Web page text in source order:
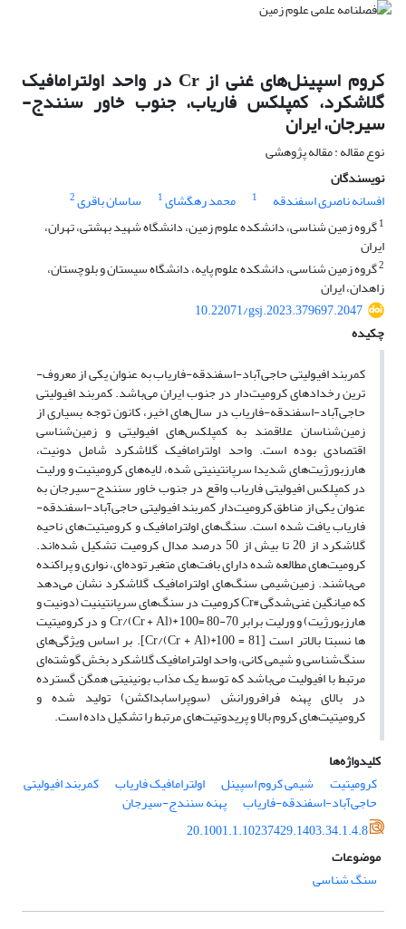
کروم اسپینل‌های غنی از Cr در واحد اولترامافیک
گلاشکرد، کمپلکس فاریاب، جنوب خاور سنندج-
سیرجان، ایران
نوع مقاله : مقاله پژوهشی
نویسندگان
افسانه ناصری اسفندقه
1 محمد رهگشای1 ساسان باقری2
1گروه زمین شناسی، دانشکده علوم زمین، دانشگاه شهید بهشتی، تهران،
ایران
2گروه زمین شناسی، دانشکده علوم پایه، دانشگاه سیستان و بلوچستان،
زاهدان، ایران
10.22071/gsj.2023.379697.2047
چکیده
کمربند افیولیتی حاجی‌­آباد-اسفندقه-فاریاب به عنوان یکی از معروف‌­
ترین رخدادهای کرومیت­‌دار در جنوب ایران می‌­باشد. کمربند افیولیتی
حاجی­‌آباد-اسفندقه-فاریاب در سال‌­های اخیر، کانون توجه بسیاری از
زمین‌شناسان علاقمند به کمپلکس‌­های افیولیتی و زمین‌­شناسی
اقتصادی بوده است. واحد اولترامافیک گلاشکرد شامل دونیت‌،
هارزبورژیت‌های شدیدا سرپانتینیتی شده، لایه‌­های کرومیتیت و ورلیت
در کمپلکس افیولیتی فاریاب واقع در جنوب خاور سنندج-سیرجان به
عنوان یکی از مناطق کرومیت­‌دار کمربند افیولیتی حاجی‌­آباد-اسفندقه-
فاریاب یافت شده ­است. سنگ­‌های اولترامافیک و کرومیتیت­‌های ناحیه
گلاشکرد از 20 تا بیش از 50 درصد مدال کرومیت تشکیل شده‌­اند.
کرومیت­‌های مطالعه شده دارای بافت­‌های متغیر توده‌­ای، نواری و پراکنده
می‌­باشند. زمین‌شیمی سنگ‌­های اولترامافیک گلاشکرد نشان می‌­دهد
که میانگین غنی­‌شدگی #Cr کرومیت در سنگ­‌های سرپانتینیت (دونیت و
هارزبورژیت) و ورلیت برابر 70-80 =100 *Cr/(Cr + Al) و در کرومیتیت­‌
ها نسبتا بالاتر است [81 = 100*Cr/(Cr + Al)]. بر اساس ویژگی‌های
سنگ‌شناسی و شیمی کانی، واحد اولترامافیک گلاشکرد بخش گوشته‌­ای
مرتبط با افیولیت می­‌باشد که توسط یک مذاب بونینیتی همگن گسترده
در بالای پهنه فرافرورانش (سوپراسابداکشن) تولید شده و
کرومیتیت‌های کروم بالا و پریدوتیت­‌های مرتبط را تشکیل داده ­است.
کلیدواژه‌ها
کرومیتیت
شیمی کروم اسپینل اولترامافیک فاریاب کمربند افیولیتی
حاجی‌آباد-اسفندقه-فاریاب
پهنه سنندج-سیرجان
20.1001.1.10237429.1403.34.1.4.8
موضوعات
سنگ شناسی